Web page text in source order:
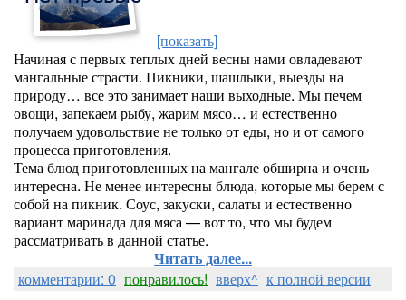
[показать]
Начиная с первых теплых дней весны нами овладевают
мангальные страсти. Пикники, шашлыки, выезды на
природу… все это занимает наши выходные. Мы печем
овощи, запекаем рыбу, жарим мясо… и естественно
получаем удовольствие не только от еды, но и от самого
процесса приготовления.
Тема блюд приготовленных на мангале обширна и очень
интересна. Не менее интересны блюда, которые мы берем с
собой на пикник. Соус, закуски, салаты и естественно
вариант маринада для мяса — вот то, что мы будем
рассматривать в данной статье.
Читать далее...
комментарии: 0 понравилось! вверх^ к полной версии